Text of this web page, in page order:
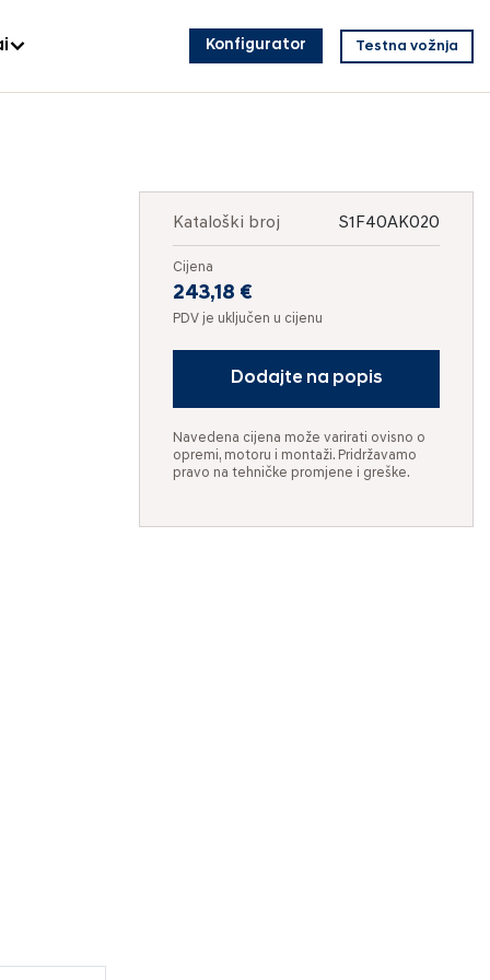
Konfigurator Testna vožnja
Kataloški broj S1F40AK020
Cijena
243,18 €
PDV je uključen u cijenu
Dodajte na popis
Navedena cijena može varirati ovisno o
opremi, motoru i montaži. Pridržavamo
pravo na tehničke promjene i greške.